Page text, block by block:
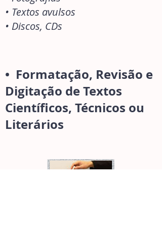
• Textos avulsos
• Discos, CDs
• Formatação, Revisão e
Digitação de Textos
Científicos, Técnicos ou
Literários